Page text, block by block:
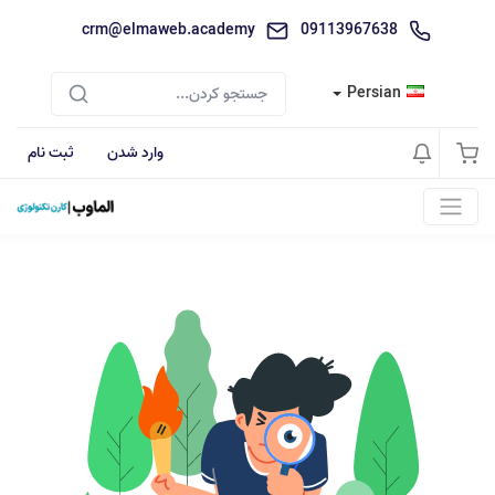
09113967638
crm@elmaweb.academy
Persian
وارد شدن ثبت نام